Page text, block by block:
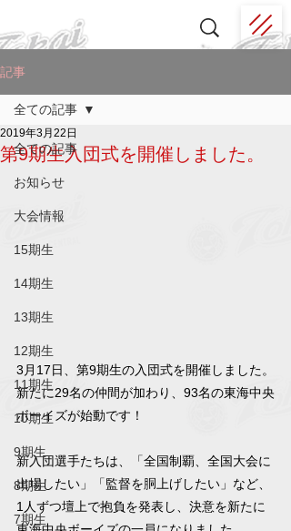
記事
全ての記事
お知らせ
大会情報
15期生
14期生
13期生
12期生
11期生
10期生
9期生
8期生
7期生
全ての記事
第9期生入団式を開催しました。
2019年3月22日
3月17日、第9期生の入団式を開催しました。
新たに29名の仲間が加わり、93名の東海中央
ボーイズが始動です！
新入団選手たちは、「全国制覇、全国大会に
出場したい」「監督を胴上げしたい」など、
1人ずつ壇上で抱負を発表し、決意を新たに